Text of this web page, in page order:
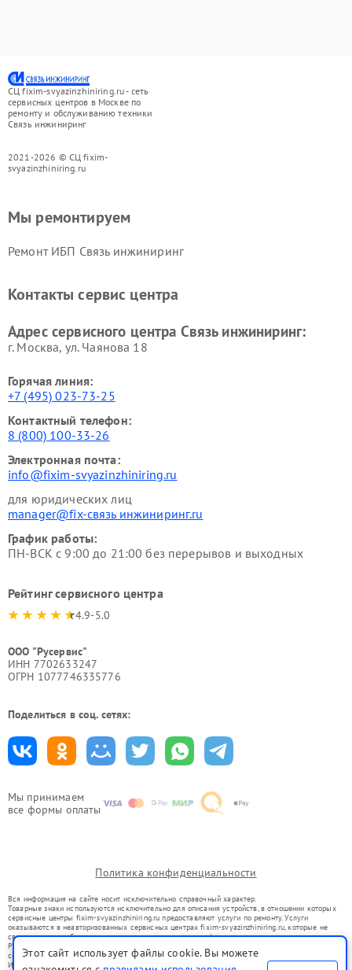
СЦ fixim-svyazinzhiniring.ru - сеть
сервисных центров в Москве по
ремонту и обслуживанию техники
Связь инжиниринг
2021-2026 © СЦ fixim-
svyazinzhiniring.ru
Мы принимаем
все формы оплаты
Мы ремонтируем
Ремонт ИБП Связь инжиниринг
Контакты сервис центра
Адрес сервисного центра Связь инжиниринг:
г. Москва, ул. Чаянова 18
Горячая линия:
+7 (495) 023-73-25
Контактный телефон:
8 (800) 100-33-26
Электронная почта:
info@fixim-svyazinzhiniring.ru
для юридических лиц
manager@fix-связь инжиниринг.ru
График работы:
ПН-ВСК с 9:00 до 21:00 без перерывов и выходных
Рейтинг сервисного центра
4.9-5.0
ООО "Русервис"
ИНН 7702633247
ОГРН 1077746335776
Поделиться в соц. сетях:
Политика конфиденциальности
Вся информация на сайте носит исключительно справочный характер.
Товарные знаки используются исключительно для описания устройств, в отношении которых
сервисные центры fixim-svyazinzhiniring.ru предоставляют услуги по ремонту. Услуги
оказываются в неавторизованных сервисных центрах fixim-svyazinzhiniring.ru, которые не
связаны с правообладателями товарных знаков или их официальными представителями.
Ремонт осуществляется для устройств, уже введенных в гражданский оборот в соответствии
со статьей 1487 ГК РФ.
Использование товарных знаков не преследует цели индивидуализации услуг или введения
Этот сайт использует файлы cookie. Вы можете